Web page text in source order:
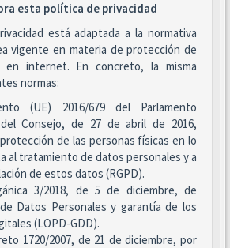
esta política de privacidad
está adaptada a la normativa
vigente en materia de protección de
en internet. En concreto, la misma
normas:
(UE) 2016/679 del Parlamento
Consejo, de 27 de abril de 2016,
de las personas físicas en lo
al tratamiento de datos personales y a
de estos datos (RGPD).
3/2018, de 5 de diciembre, de
Datos Personales y garantía de los
(LOPD-GDD).
1720/2007, de 21 de diciembre, por